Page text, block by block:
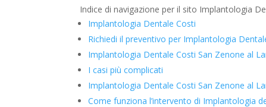
Indice di navigazione per il sito Implantologia
Implantologia Dentale Costi
Richiedi il preventivo per Implantologia
Implantologia Dentale Costi San Zenone al
I casi più complicati
Implantologia Dentale Costi San Zenone al
Come funziona l’intervento di Implantologia